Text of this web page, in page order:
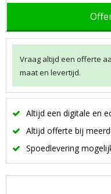
Vraag altijd een offerte
maat en levertijd.
Altijd een digitale en
Altijd offerte bij
Spoedlevering